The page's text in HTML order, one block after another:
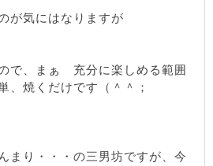
が気にはなりますが
で、まぁ 充分に楽しめる範囲
焼くだけです（＾＾；
まり・・・の三男坊ですが、今